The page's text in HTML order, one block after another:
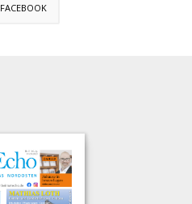
FACEBOOK